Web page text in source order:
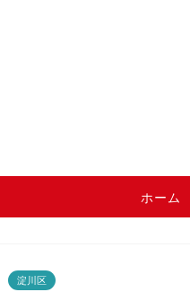
ホーム
淀川区